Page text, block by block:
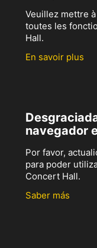
Veuillez mettre
toutes les
Hall.
En savoir plus
navegador
Por favor,
para poder
Concert Hall.
Saber más